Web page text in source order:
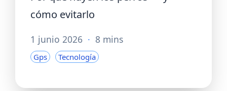
cómo evitarlo
1 junio 2026 · 8 mins
Gps Tecnología